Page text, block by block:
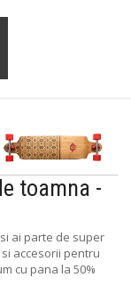
toamna -
ai parte de super
accesorii pentru
cu pana la 50%